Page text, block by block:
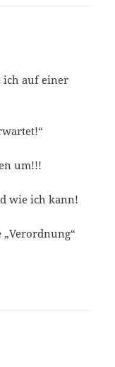
ich auf einer
um!!!
wie ich kann!